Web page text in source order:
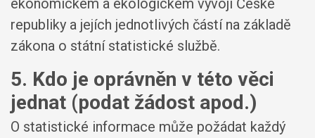
ekonomickém a ekologickém vývoji České
republiky a jejích jednotlivých částí na základě
zákona o státní statistické službě.
5. Kdo je oprávněn v této věci
jednat (podat žádost apod.)
O statistické informace může požádat každý